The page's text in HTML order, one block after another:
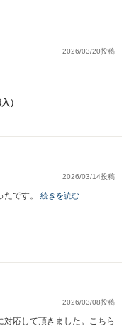
2026/03/20投稿
）
2026/03/14投稿
です。 続きを読む
2026/03/08投稿
応して頂きました。こちら